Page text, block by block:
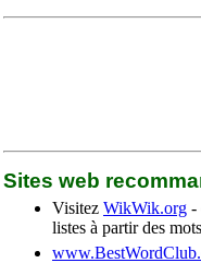
Sites web
Visitez WikWik.org -
listes à partir des